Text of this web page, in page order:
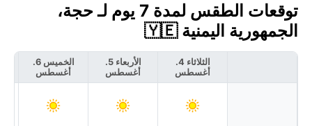
توقعات الطقس لمدة 7 يوم لـ حجة،
الجمهورية اليمنية 🇾🇪
الثلاثاء 4.
أغسطس
الأربعاء 5.
أغسطس
الخميس 6.
أغسطس